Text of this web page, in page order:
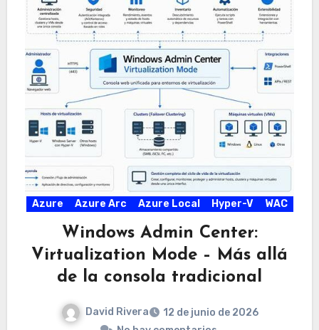
Azure Azure Arc Azure Local Hyper-V WAC
Windows Admin Center:
Virtualization Mode – Más allá
de la consola tradicional
David Rivera
12 de junio de 2026